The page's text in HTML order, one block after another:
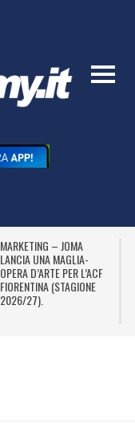
MARKETING – JOMA
LANCIA UNA MAGLIA-
OPERA D’ARTE PER L’ACF
FIORENTINA (STAGIONE
2026/27).